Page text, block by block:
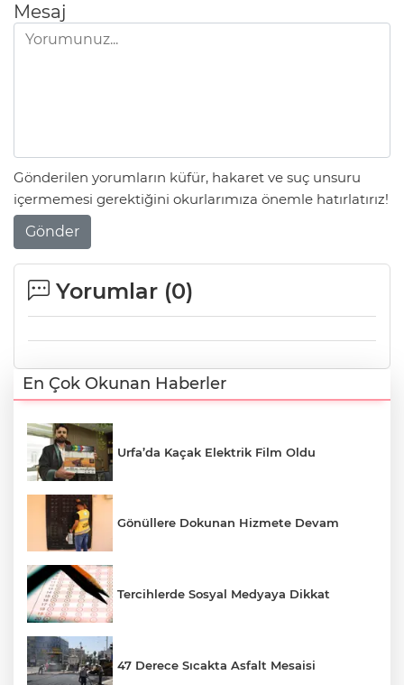
Mesaj
Gönderilen yorumların küfür, hakaret ve suç unsuru
içermemesi gerektiğini okurlarımıza önemle hatırlatırız!
Gönder
Yorumlar (0)
En Çok Okunan Haberler
Urfa’da Kaçak Elektrik Film Oldu
Gönüllere Dokunan Hizmete Devam
Tercihlerde Sosyal Medyaya Dikkat
47 Derece Sıcakta Asfalt Mesaisi